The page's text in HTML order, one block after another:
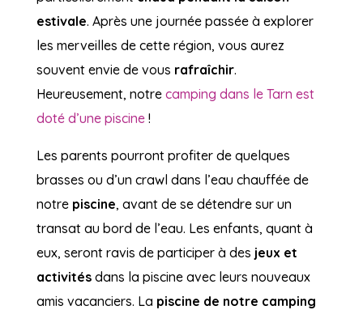
estivale. Après une journée passée à explorer
les merveilles de cette région, vous aurez
souvent envie de vous rafraîchir.
Heureusement, notre camping dans le Tarn est
doté d’une piscine!
Les parents pourront profiter de quelques
brasses ou d’un crawl dans l’eau chauffée de
notre piscine, avant de se détendre sur un
transat au bord de l’eau. Les enfants, quant à
eux, seront ravis de participer à des jeux et
activitésdans la piscine avec leurs nouveaux
amis vacanciers. La piscine de notre camping